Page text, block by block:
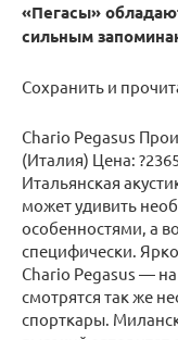
«Пегасы»
сильным
Сохранить и
Chario Pegasus
(Италия) Цена:
Итальянская
может удивить
особенностями, а
специфически.
Chario Pegasus —
смотрятся так же
спорткары.